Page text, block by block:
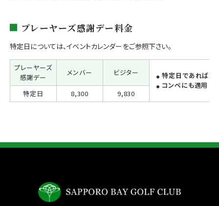
プレーヤーズ感謝デー料金
特定日については、イベントカレンダーをご参照下さい。
プレーヤーズ
感謝デー
メンバー ビジター
特定日であれば左
コンペにも適用
特定日
8,300 9,830